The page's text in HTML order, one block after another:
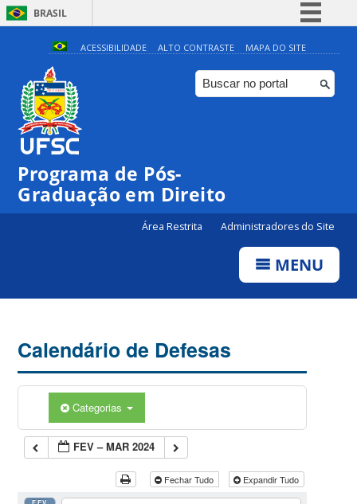
BRASIL
Simplifique!
Comunica BR
Participe
ACESSIBILIDADE ALTO CONTRASTE MAPA DO SITE
Programa de Pós-
Graduação em Direito
Área Restrita Administradores do Site
MENU
Calendário de Defesas
Categorias
FEV – MAR 2024
Fechar Tudo Expandir Tudo
FEV